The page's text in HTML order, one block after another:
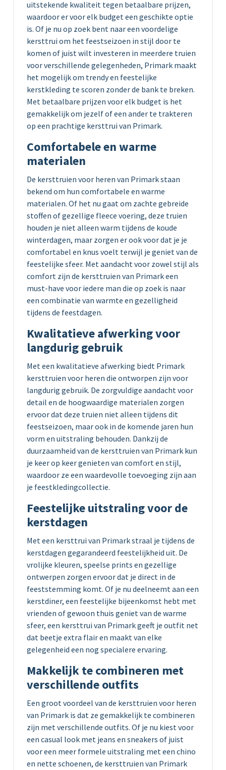
uitstekende kwaliteit tegen betaalbare prijzen,
waardoor er voor elk budget een geschikte optie
is. Of je nu op zoek bent naar een voordelige
kersttrui om het feestseizoen in stijl door te
komen of juist wilt investeren in meerdere truien
voor verschillende gelegenheden, Primark maakt
het mogelijk om trendy en feestelijke
kerstkleding te scoren zonder de bank te breken.
Met betaalbare prijzen voor elk budget is het
gemakkelijk om jezelf of een ander te trakteren
op een prachtige kersttrui van Primark.
Comfortabele en warme
materialen
De kersttruien voor heren van Primark staan
bekend om hun comfortabele en warme
materialen. Of het nu gaat om zachte gebreide
stoffen of gezellige fleece voering, deze truien
houden je niet alleen warm tijdens de koude
winterdagen, maar zorgen er ook voor dat je je
comfortabel en knus voelt terwijl je geniet van de
feestelijke sfeer. Met aandacht voor zowel stijl als
comfort zijn de kersttruien van Primark een
must-have voor iedere man die op zoek is naar
een combinatie van warmte en gezelligheid
tijdens de feestdagen.
Kwalitatieve afwerking voor
langdurig gebruik
Met een kwalitatieve afwerking biedt Primark
kersttruien voor heren die ontworpen zijn voor
langdurig gebruik. De zorgvuldige aandacht voor
detail en de hoogwaardige materialen zorgen
ervoor dat deze truien niet alleen tijdens dit
feestseizoen, maar ook in de komende jaren hun
vorm en uitstraling behouden. Dankzij de
duurzaamheid van de kersttruien van Primark kun
je keer op keer genieten van comfort en stijl,
waardoor ze een waardevolle toevoeging zijn aan
je feestkledingcollectie.
Feestelijke uitstraling voor de
kerstdagen
Met een kersttrui van Primark straal je tijdens de
kerstdagen gegarandeerd feestelijkheid uit. De
vrolijke kleuren, speelse prints en gezellige
ontwerpen zorgen ervoor dat je direct in de
feeststemming komt. Of je nu deelneemt aan een
kerstdiner, een feestelijke bijeenkomst hebt met
vrienden of gewoon thuis geniet van de warme
sfeer, een kersttrui van Primark geeft je outfit net
dat beetje extra flair en maakt van elke
gelegenheid een nog specialere ervaring.
Makkelijk te combineren met
verschillende outfits
Een groot voordeel van de kersttruien voor heren
van Primark is dat ze gemakkelijk te combineren
zijn met verschillende outfits. Of je nu kiest voor
een casual look met jeans en sneakers of juist
voor een meer formele uitstraling met een chino
en nette schoenen, de kersttruien van Primark